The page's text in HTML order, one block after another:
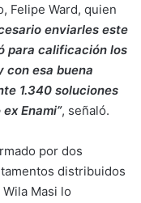
Felipe Ward, quien
enviarles este
para calificación los
con esa buena
1.340 soluciones
Enami”, señaló.
por dos
distribuidos
Masi lo